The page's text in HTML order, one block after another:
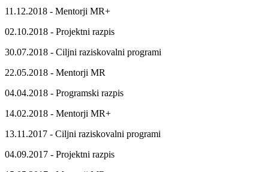
11.12.2018 - Mentorji MR+
02.10.2018 - Projektni razpis
30.07.2018 - Ciljni raziskovalni programi
22.05.2018 - Mentorji MR
04.04.2018 - Programski razpis
14.02.2018 - Mentorji MR+
13.11.2017 - Ciljni raziskovalni programi
04.09.2017 - Projektni razpis